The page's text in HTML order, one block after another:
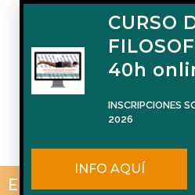
El blog de Naren
CURSO
40h
INSCRIPCIONES
2026
INFO AQUÍ